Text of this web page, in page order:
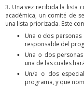
3. Una vez recibida la lista
académica, un comité de
una lista priorizada. Este
Una o dos personas
responsable del
Una o dos
una de las cuales
Un/a o dos
programa, y que